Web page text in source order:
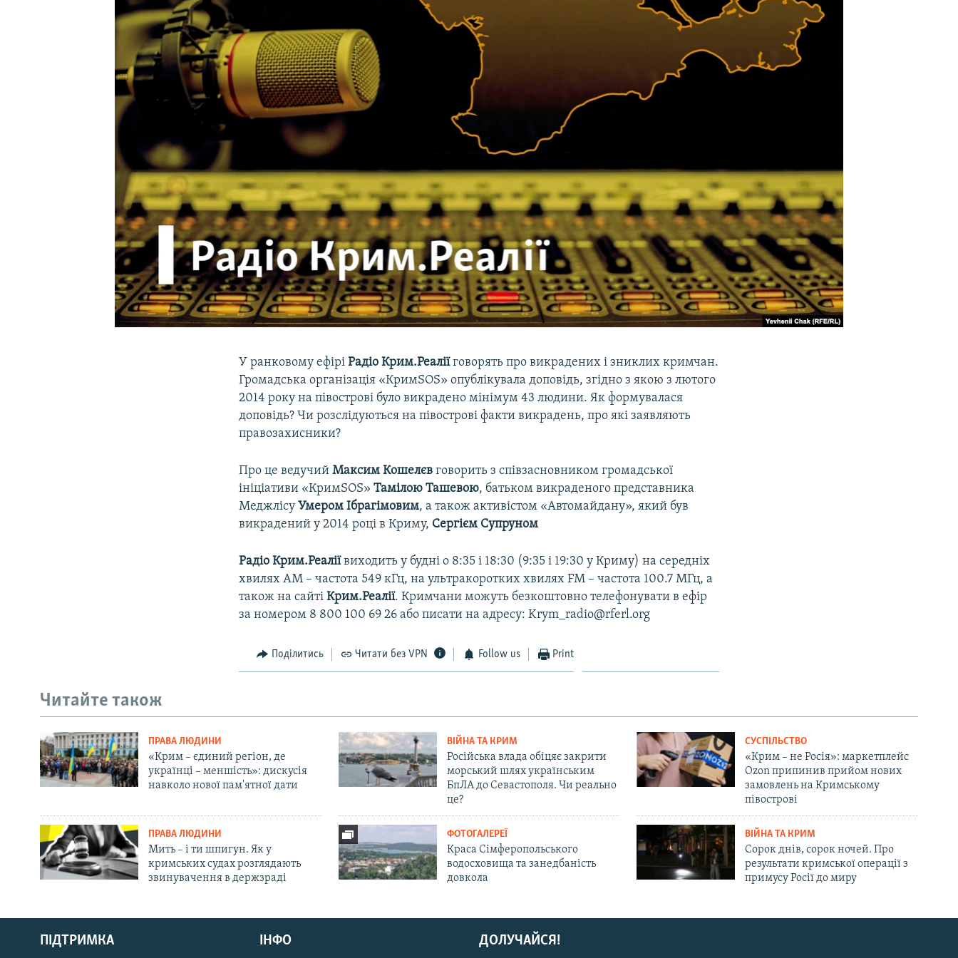
УКРАЇНСЬКА ПРОБЛЕМА КРИМУ
Русский
Qırımtatar
У ранковому ефіріРадіо Крим.Реаліїговорять про викрадених і зниклих кримчан.
Громадська організація «КримSOS» опублікувала доповідь, згідно з якою з лютого
2014 року на півострові було викрадено мінімум 43 людини. Як формувалася
доповідь? Чи розслідуються на півострові факти викрадень, про які заявляють
правозахисники?
Про це ведучийМаксим Кошелєв говорить з співзасновником громадської
ініціативи «КримSOS»Тамілою Ташевою, батьком викраденого представника
МеджлісуУмером Ібрагімовим, а також активістом «Автомайдану», який був
викрадений у 2014 році в Криму, Сергієм Супруном
Радіо Крим.Реаліївиходить у будні о 8:35 і 18:30 (9:35 і 19:30 у Криму) на середніх
хвилях АМ – частота 549 кГц, на ультракоротких хвилях FM – частота 100.7 МГц, а
також на сайтіКрим.Реалії. Кримчани можуть безкоштовно телефонувати в ефір
за номером 8 800 100 69 26 або писати на адресу: Krym_radio@rferl.org
Поділитись Читати без VPN Follow us Print
Читайте також
ПРАВА ЛЮДИНИ
«Крим – єдиний регіон, де
українці – меншість»: дискусія
навколо нової пам'ятної дати
ВІЙНА ТА КРИМ
Російська влада обіцяє закрити
морський шлях українським
БпЛА до Севастополя. Чи реально
це?
СУСПІЛЬСТВО
«Крим – не Росія»: маркетплейс
Ozon припинив прийом нових
замовлень на Кримському
півострові
ПРАВА ЛЮДИНИ
Мить – і ти шпигун. Як у
кримських судах розглядають
звинувачення в держзраді
ФОТОГАЛЕРЕЇ
Краса Сімферопольського
водосховища та занедбаність
довкола
ВІЙНА ТА КРИМ
Сорок днів, сорок ночей. Про
результати кримської операції з
примусу Росії до миру
ДОЛУЧАЙСЯ!
ПІДТРИМКА ІНФО